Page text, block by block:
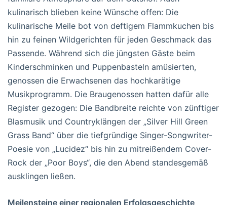
kulinarisch blieben keine Wünsche offen: Die
kulinarische Meile bot von deftigem Flammkuchen bis
hin zu feinen Wildgerichten für jeden Geschmack das
Passende. Während sich die jüngsten Gäste beim
Kinderschminken und Puppenbasteln amüsierten,
genossen die Erwachsenen das hochkarätige
Musikprogramm. Die Braugenossen hatten dafür alle
Register gezogen: Die Bandbreite reichte von zünftiger
Blasmusik und Countryklängen der „Silver Hill Green
Grass Band“ über die tiefgründige Singer-Songwriter-
Poesie von „Lucidez“ bis hin zu mitreißendem Cover-
Rock der „Poor Boys“, die den Abend standesgemäß
ausklingen ließen.
Meilensteine einer regionalen Erfolgsgeschichte